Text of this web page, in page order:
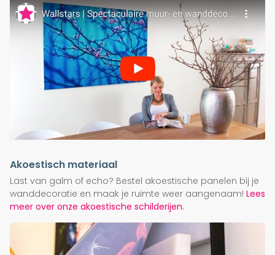
Akoestisch materiaal
Last van galm of echo? Bestel akoestische panelen bij je
wanddecoratie en maak je ruimte weer aangenaam! Lees
meer over onze akoestische schilderijen.